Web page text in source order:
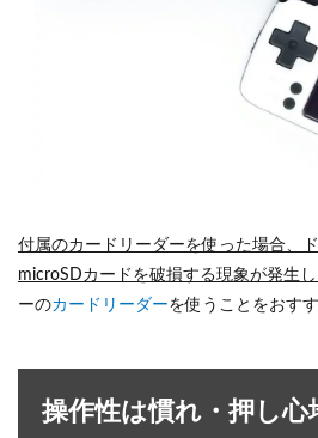
付属のカードリーダーを使った場合、
microSDカードを破損する現象が発生
ーのカードリーダーを使うことをおす
操作性は慣れ・押し心